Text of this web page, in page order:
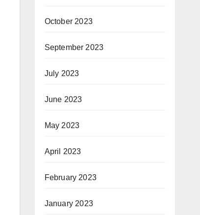
October 2023
September 2023
July 2023
June 2023
May 2023
April 2023
February 2023
January 2023